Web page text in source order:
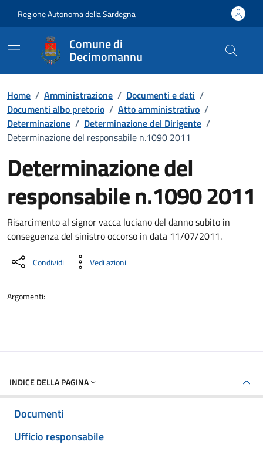
Regione Autonoma della Sardegna
Comune di
Decimomannu
Home / Amministrazione / Documenti e dati /
Documenti albo pretorio / Atto amministrativo /
Determinazione / Determinazione del Dirigente /
Determinazione del responsabile n.1090 2011
Determinazione del
responsabile n.1090 2011
Dettaglio del documento
Risarcimento al signor vacca luciano del danno subito in
conseguenza del sinistro occorso in data 11/07/2011.
Condividi Vedi azioni
Argomenti:
INDICE DELLA PAGINA
Documenti
Ufficio responsabile